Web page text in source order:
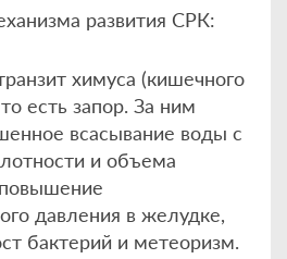
развития СРК:
химуса (кишечного
есть запор. За ним
всасывание воды с
и объема
давления в желудке,
бактерий и метеоризм.